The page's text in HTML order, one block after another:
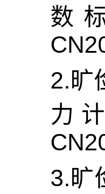
数
2.旷
力
3.旷